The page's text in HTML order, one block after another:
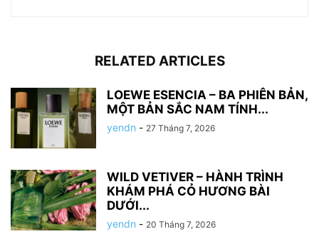
RELATED ARTICLES
LOEWE ESENCIA – BA PHIÊN BẢN,
MỘT BẢN SẮC NAM TÍNH...
yendn - 27 Tháng 7, 2026
WILD VETIVER – HÀNH TRÌNH
KHÁM PHÁ CỎ HƯƠNG BÀI
DƯỚI...
yendn - 20 Tháng 7, 2026